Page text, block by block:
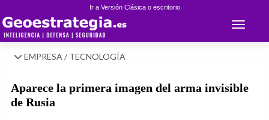
Ir a Versión Clásica o escritorio
Toggle
EMPRESA / TECNOLOGÍA
Aparece la primera imagen del arma invisible
de Rusia